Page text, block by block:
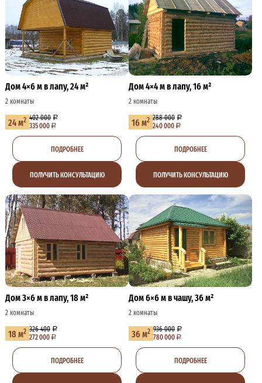
Дом 4×6 м в лапу, 24 м²
2 комнаты
24 м2 402 000
335 000
ПОДРОБНЕЕ
ПОЛУЧИТЬ КОНСУЛЬТАЦИЮ
Дом 4×4 м в лапу, 16 м²
2 комнаты
16 м2 288 000
240 000
ПОДРОБНЕЕ
ПОЛУЧИТЬ КОНСУЛЬТАЦИЮ
Дом 3×6 м в лапу, 18 м²
2 комнаты
18 м2 326 400
272 000
ПОДРОБНЕЕ
Дом 6×6 м в чашу, 36 м²
2 комнаты
36 м2 936 000
780 000
ПОДРОБНЕЕ